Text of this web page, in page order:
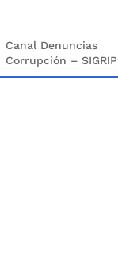
Canal Denuncias
Corrupción – SIGRIP